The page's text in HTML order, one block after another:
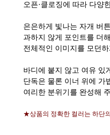
오픈·클로징에 따라 다양
은은하게 빛나는 자개 버
과하지 않게 포인트를 더
전체적인 이미지를 모던
바디에 붙지 않고 여유 있
단독은 물론 이너 위에 가
여리한 분위기를 완성해
★상품의 정확한 컬러는 하단